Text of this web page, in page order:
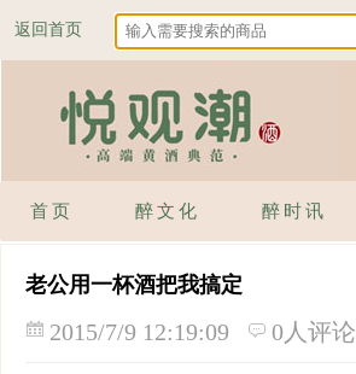
返回首页
首页 醉文化 醉时讯
老公用一杯酒把我搞定
2015/7/9 12:19:09 0人评论